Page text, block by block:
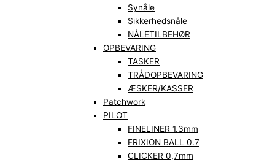
Synåle
Sikkerhedsnåle
NÅLETILBEHØR
OPBEVARING
TASKER
TRÅDOPBEVARING
ÆSKER/KASSER
Patchwork
PILOT
FINELINER 1.3mm
FRIXION BALL 0.7
CLICKER 0,7mm